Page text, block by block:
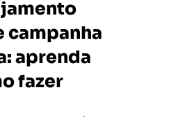
campanha
aprenda
fazer